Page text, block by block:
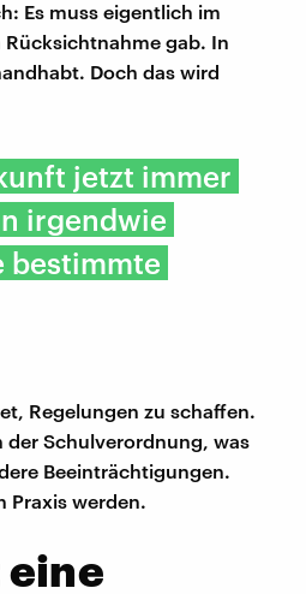
Es muss eigentlich im
gab. In
Doch das wird
jetzt immer
irgendwie
bestimmte
Regelungen zu schaffen.
der Schulverordnung, was
Beeinträchtigungen.
Praxis werden.
eine